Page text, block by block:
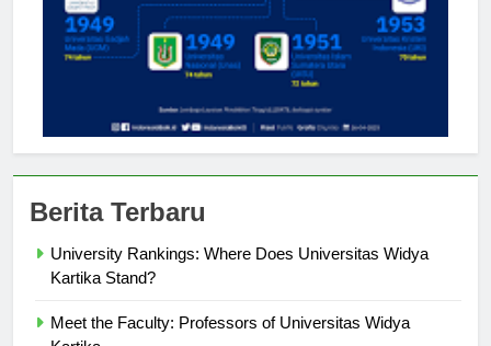
University Rankings: Where Does Universitas Widya
Meet the Faculty: Professors of Universitas Widya